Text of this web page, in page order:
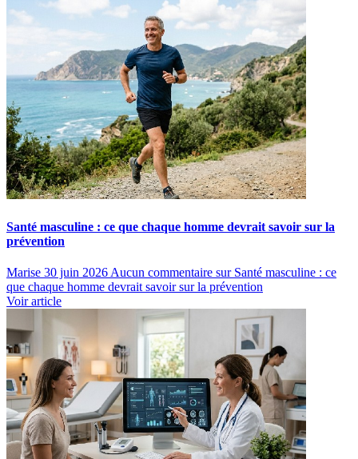
Santé masculine : ce que chaque homme devrait savoir sur la
prévention
Marise 30 juin 2026 Aucun commentaire sur Santé masculine : ce
que chaque homme devrait savoir sur la prévention
Voir article